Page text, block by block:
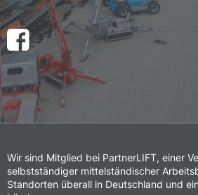
Wir sind Mitglied bei PartnerLIFT, einer
selbstständiger mittelständischer
Standorten überall in Deutschland und